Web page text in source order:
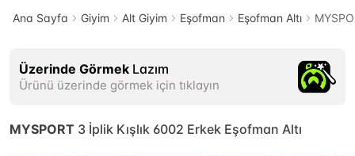
Ana Sayfa Giyim Alt Giyim Eşofman Eşofman Altı
Üzerinde Görmek Lazım
Ürünü üzerinde görmek için tıklayın
MYSPORT 3 İplik Kışlık 6002 Erkek Eşofman Altı